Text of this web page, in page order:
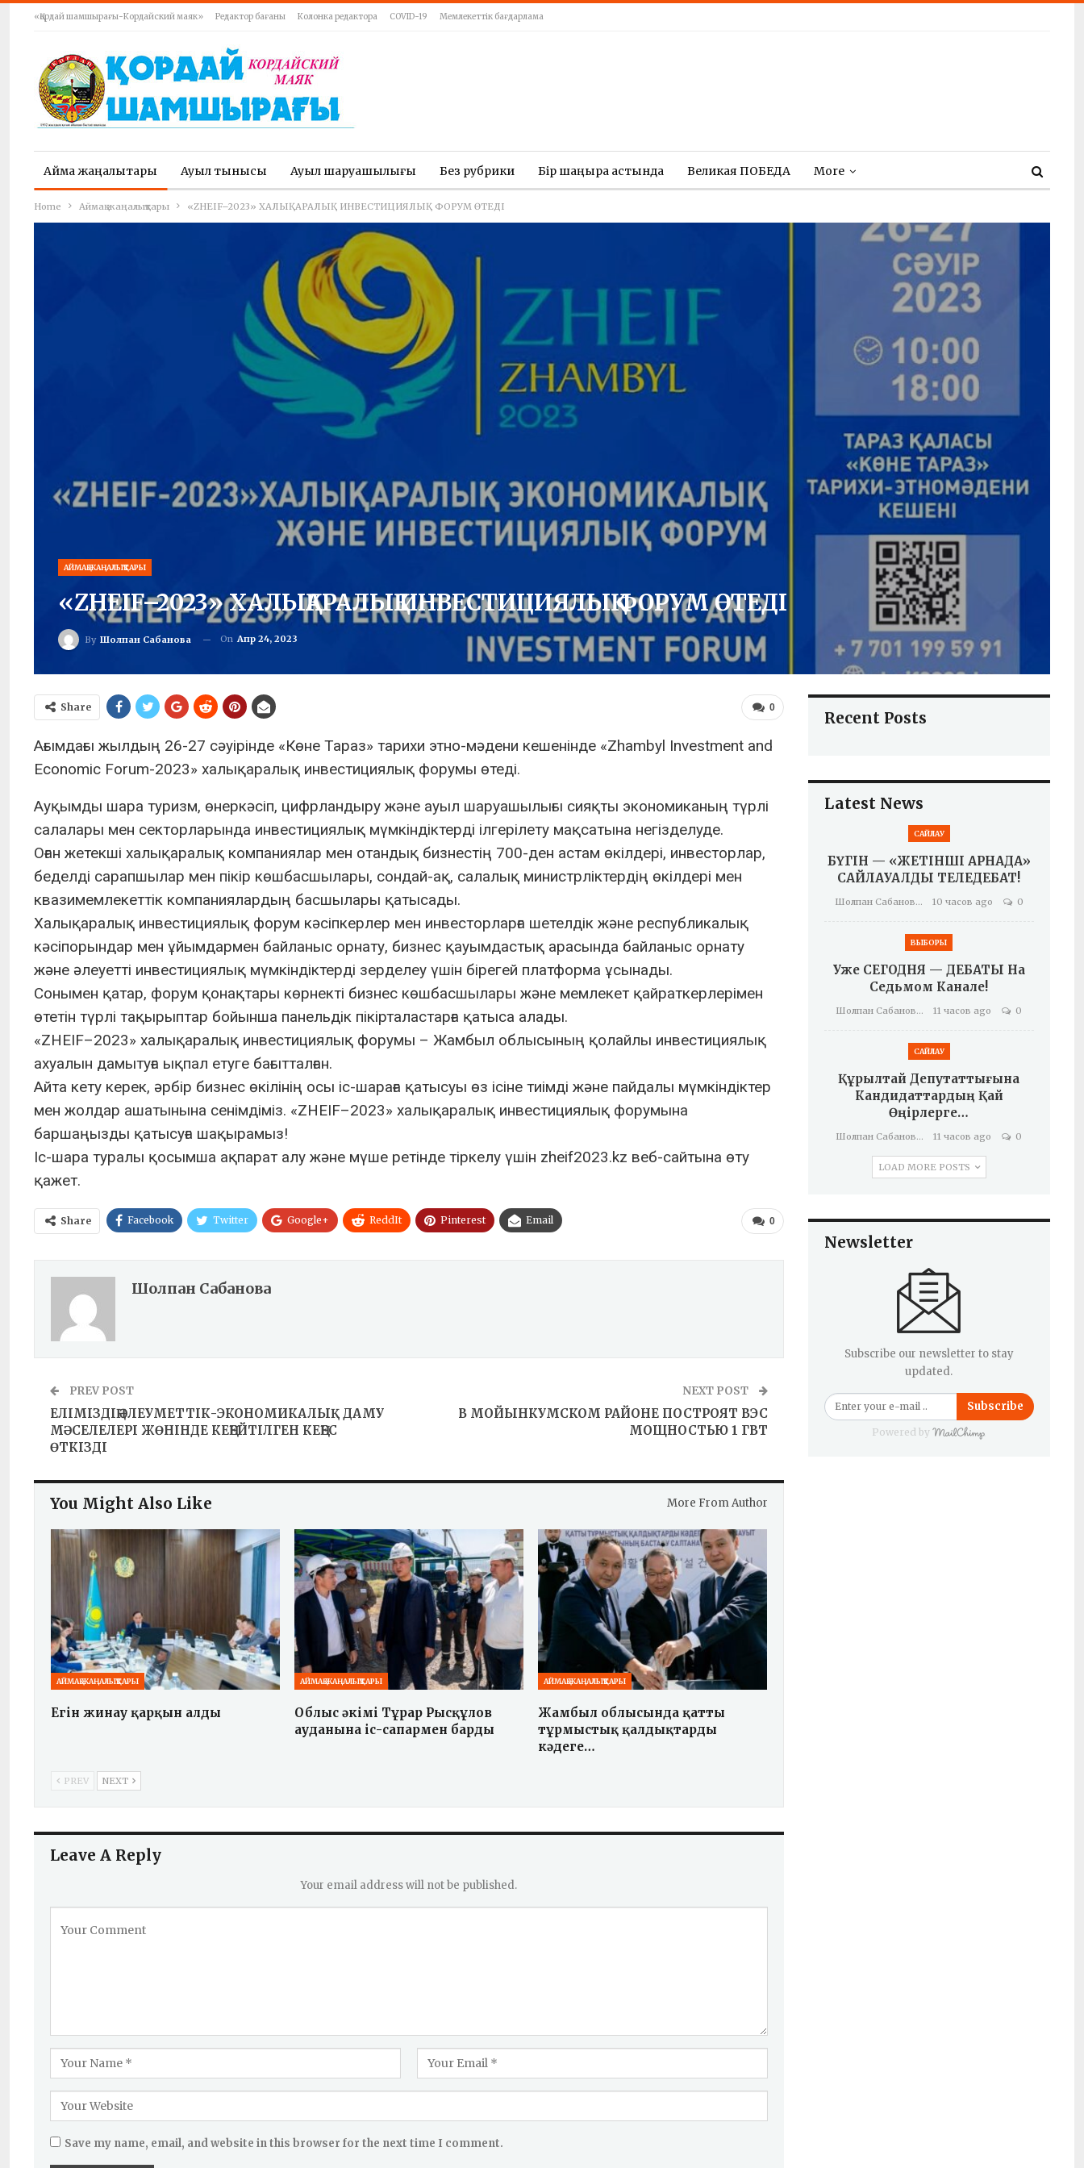
«Қордай шамшырағы-Кордайский маяк» Редактор бағаны Колонка редактора COVID-19 Мемлекеттік бағдарлама
Аймақ жаңалықтары Ауыл тынысы Ауыл шаруашылығы Без рубрики Бір шаңырақ астында Великая ПОБЕДА More
Home Аймақ жаңалықтары «ZHEIF–2023» ХАЛЫҚАРАЛЫҚ ИНВЕСТИЦИЯЛЫҚ ФОРУМ ӨТЕДІ
АЙМАҚ ЖАҢАЛЫҚТАРЫ
«ZHEIF–2023» ХАЛЫҚАРАЛЫҚ ИНВЕСТИЦИЯЛЫҚ ФОРУМ ӨТЕДІ
By Шолпан Сабанова On Апр 24, 2023
0
Share
Ағымдағы жылдың 26-27 сәуірінде «Көне Тараз» тарихи этно-мәдени кешенінде «Zhambyl Investment and
Economic Forum-2023» халықаралық инвестициялық форумы өтеді.
Ауқымды шара туризм, өнеркәсіп, цифрландыру және ауыл шаруашылығы сияқты экономиканың түрлі
салалары мен секторларында инвестициялық мүмкіндіктерді ілгерілету мақсатына негізделуде.
Оған жетекші халықаралық компаниялар мен отандық бизнестің 700-ден астам өкілдері, инвесторлар,
беделді сарапшылар мен пікір көшбасшылары, сондай-ақ, салалық министрліктердің өкілдері мен
квазимемлекеттік компаниялардың басшылары қатысады.
Халықаралық инвестициялық форум кәсіпкерлер мен инвесторларға шетелдік және республикалық
кәсіпорындар мен ұйымдармен байланыс орнату, бизнес қауымдастық арасында байланыс орнату
және әлеуетті инвестициялық мүмкіндіктерді зерделеу үшін бірегей платформа ұсынады.
Сонымен қатар, форум қонақтары көрнекті бизнес көшбасшылары және мемлекет қайраткерлерімен
өтетін түрлі тақырыптар бойынша панельдік пікірталастарға қатыса алады.
«ZHEIF–2023» халықаралық инвестициялық форумы – Жамбыл облысының қолайлы инвестициялық
ахуалын дамытуға ықпал етуге бағытталған.
Айта кету керек, әрбір бизнес өкілінің осы іс-шараға қатысуы өз ісіне тиімді және пайдалы мүмкіндіктер
мен жолдар ашатынына сенімдіміз. «ZHEIF–2023» халықаралық инвестициялық форумына
баршаңызды қатысуға шақырамыз!
Іс-шара туралы қосымша ақпарат алу және мүше ретінде тіркелу үшін zheif2023.kz веб-сайтына өту
қажет.
0
Share Facebook Twitter Google+ ReddIt Pinterest Email
Шолпан Сабанова
PREV POST
ЕЛІМІЗДІҢ ӘЛЕУМЕТТІК-ЭКОНОМИКАЛЫҚ ДАМУ
МӘСЕЛЕЛЕРІ ЖӨНІНДЕ КЕҢЕЙТІЛГЕН КЕҢЕС
ӨТКІЗДІ
NEXT POST
В МОЙЫНКУМСКОМ РАЙОНЕ ПОСТРОЯТ ВЭС
МОЩНОСТЬЮ 1 ГВТ
You Might Also Like More From Author
АЙМАҚ ЖАҢАЛЫҚТАРЫ
Егін жинау қарқын алды
АЙМАҚ ЖАҢАЛЫҚТАРЫ
Облыс әкімі Тұрар Рысқұлов
ауданына іс-сапармен барды
АЙМАҚ ЖАҢАЛЫҚТАРЫ
Жамбыл облысында қатты
тұрмыстық қалдықтарды
кәдеге…
PREV NEXT
Leave A Reply
Your email address will not be published.
Save my name, email, and website in this browser for the next time I comment.
Recent Posts
Latest News
САЙЛАУ
БҮГІН — «ЖЕТІНШІ АРНАДА»
САЙЛАУАЛДЫ ТЕЛЕДЕБАТ!
Шолпан Сабанова 10 часов ago 0
ВЫБОРЫ
Уже СЕГОДНЯ — ДЕБАТЫ На
Седьмом Канале!
Шолпан Сабанова 11 часов ago 0
САЙЛАУ
Құрылтай Депутаттығына
Кандидаттардың Қай
Өңірлерге…
Шолпан Сабанова 11 часов ago 0
LOAD MORE POSTS
Newsletter
Subscribe our newsletter to stay
updated.
Subscribe
Powered by